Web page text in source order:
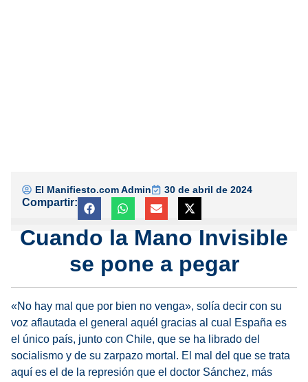
El Manifiesto.com Admin 30 de abril de 2024
Compartir:
Cuando la Mano Invisible
se pone a pegar
«No hay mal que por bien no venga», solía decir con su
voz aflautada el general aquél gracias al cual España es
el único país, junto con Chile, que se ha librado del
socialismo y de su zarpazo mortal. El mal del que se trata
aquí es el de la represión que el doctor Sánchez, más